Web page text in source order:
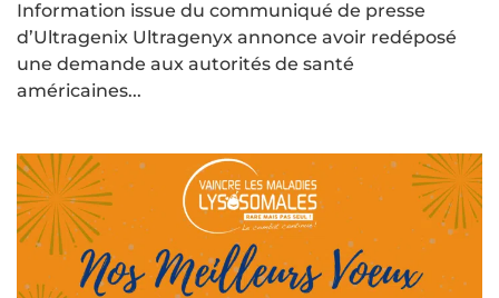
Information issue du communiqué de presse
d’Ultragenix Ultragenyx annonce avoir redéposé
une demande aux autorités de santé
américaines...